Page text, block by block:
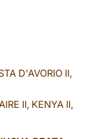
LATINE
D'AVORIO II,
II, KENYA II,